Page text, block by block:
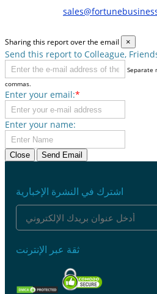
Sharing this report over the email ×
Send this report to Colleague,
Separate
commas.
Enter your email:*
Enter your name:
Close Send Email
اشترك في النشرة الإخبارية
ثقة عبر الإنترنت